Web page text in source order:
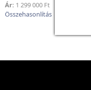
Ár: 1 299 000 Ft